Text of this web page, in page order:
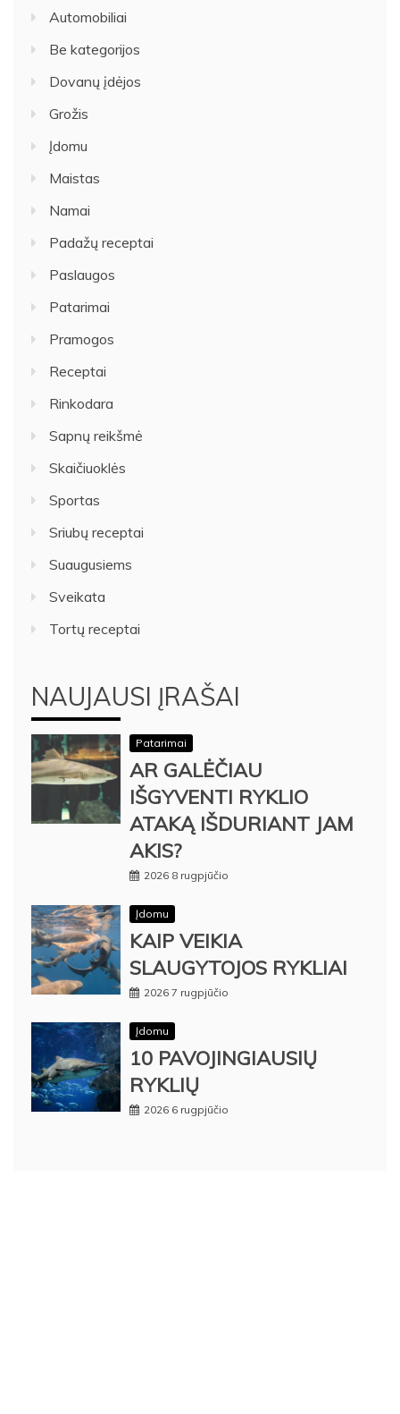
Automobiliai
Be kategorijos
Dovanų įdėjos
Grožis
Įdomu
Maistas
Namai
Padažų receptai
Paslaugos
Patarimai
Pramogos
Receptai
Rinkodara
Sapnų reikšmė
Skaičiuoklės
Sportas
Sriubų receptai
Suaugusiems
Sveikata
Tortų receptai
NAUJAUSI ĮRAŠAI
Patarimai
AR GALĖČIAU
IŠGYVENTI RYKLIO
ATAKĄ IŠDURIANT JAM
AKIS?
2026 8 rugpjūčio
Įdomu
KAIP VEIKIA
SLAUGYTOJOS RYKLIAI
2026 7 rugpjūčio
Įdomu
10 PAVOJINGIAUSIŲ
RYKLIŲ
2026 6 rugpjūčio